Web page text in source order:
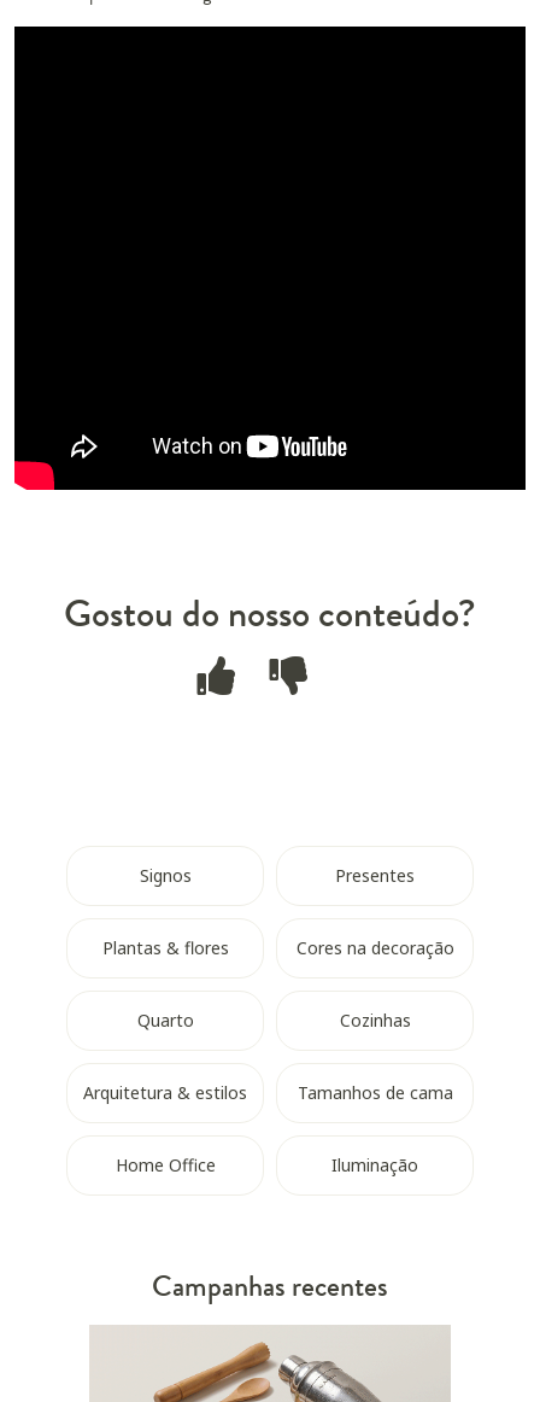
Gostou do nosso conteúdo?
Signos Presentes
Plantas & flores Cores na decoração
Quarto Cozinhas
Arquitetura & estilos Tamanhos de cama
Home Office Iluminação
Campanhas recentes